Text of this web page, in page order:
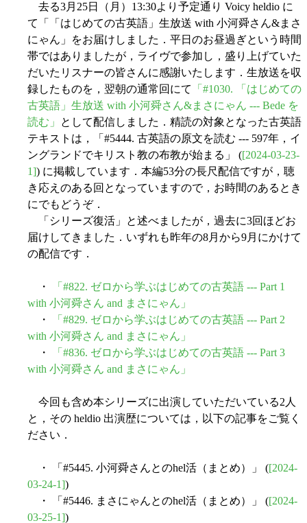
去る3月25日（月）13:30より予定通り Voicy heldio に
て「「はじめての古英語」生放送 with 小河舜さん&まさ
にゃん」をお届けしました．平日のお昼過ぎという時間
帯ではありましたが，ライヴで参加し，盛り上げていた
だいたリスナーの皆さんに感謝いたします．生放送を収
録したものを，翌朝の通常回にて
「#1030. 「はじめての
古英語」生放送 with 小河舜さん&まさにゃん --- Bede を
読む」
として配信しました．精読の対象となった古英語
テキストは，「#5444. 古英語の原文を読む --- 597年，イ
ングランドでキリスト教の布教が始まる」 ([2024-03-23-
1]) に掲載しています．本編53分の長尺配信ですが，聴
き応えのある回となっていますので，お時間のあるとき
にでもどうぞ．
「シリーズ復活」と述べましたが，過去に3回ほどお
届けしてきました．いずれも昨年の8月から9月にかけて
の配信です．
・
「#822. ゼロから学ぶはじめての古英語 --- Part 1
with 小河舜さん and まさにゃん」
・
「#829. ゼロから学ぶはじめての古英語 --- Part 2
with 小河舜さん and まさにゃん」
・
「#836. ゼロから学ぶはじめての古英語 --- Part 3
with 小河舜さん and まさにゃん」
今回も含め本シリーズに出演していただいている2人
と，その heldio 出演歴については，以下の記事をご覧く
ださい．
・ 「#5445. 小河舜さんとのhel活（まとめ）」 ([2024-
03-24-1])
・ 「#5446. まさにゃんとのhel活（まとめ）」 ([2024-
03-25-1])